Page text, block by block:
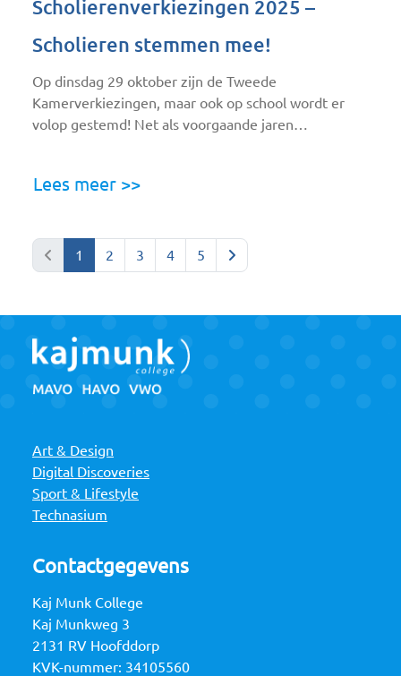
Scholierenverkiezingen 2025 –
Scholieren stemmen mee!
Op dinsdag 29 oktober zijn de Tweede
Kamerverkiezingen, maar ook op school wordt er
volop gestemd! Net als voorgaande jaren…
Lees meer >>
Vorige
1 2 3 4 5 Volgende
Art & Design
Digital Discoveries
Sport & Lifestyle
Technasium
Contactgegevens
Kaj Munk College
Kaj Munkweg 3
2131 RV Hoofddorp
KVK-nummer: 34105560